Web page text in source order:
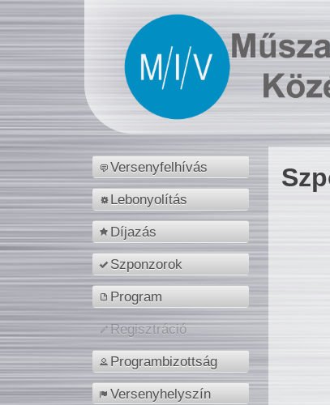
Versenyfelhívás
Lebonyolítás
Díjazás
Szponzorok
Program
Regisztráció
Programbizottság
Versenyhelyszín